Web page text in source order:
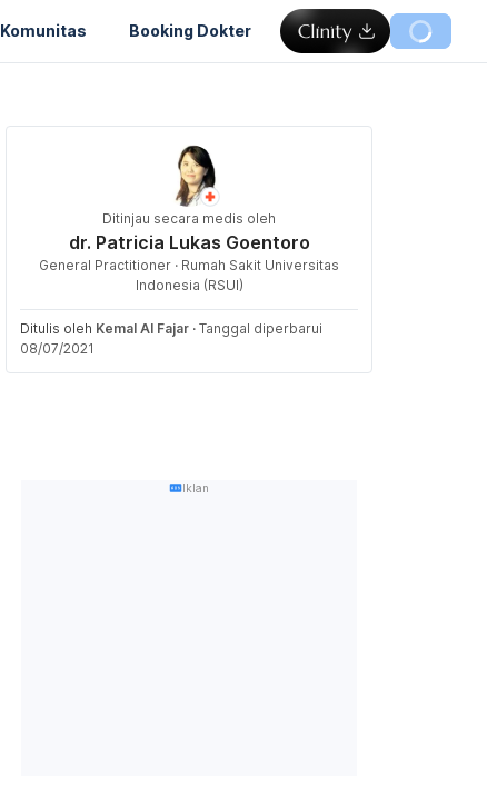
Komunitas Booking Dokter
Ditinjau secara medis oleh
dr. Patricia Lukas Goentoro
General Practitioner · Rumah Sakit Universitas
Indonesia (RSUI)
Ditulis oleh Kemal Al Fajar · Tanggal diperbarui
08/07/2021
Iklan